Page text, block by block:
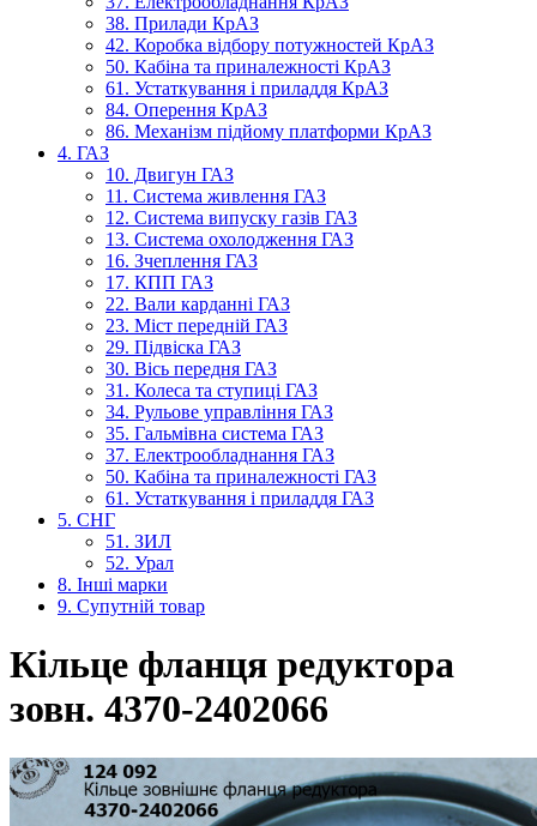
38. Прилади КрАЗ
42. Коробка відбору потужностей КрАЗ
50. Кабіна та приналежності КрАЗ
61. Устаткування і приладдя КрАЗ
84. Оперення КрАЗ
86. Механізм підйому платформи КрАЗ
4. ГАЗ
10. Двигун ГАЗ
11. Система живлення ГАЗ
12. Система випуску газів ГАЗ
13. Система охолодження ГАЗ
16. Зчеплення ГАЗ
17. КПП ГАЗ
22. Вали карданні ГАЗ
23. Міст передній ГАЗ
29. Підвіска ГАЗ
30. Вісь передня ГАЗ
31. Колеса та ступиці ГАЗ
34. Рульове управління ГАЗ
35. Гальмівна система ГАЗ
37. Електрообладнання ГАЗ
50. Кабіна та приналежності ГАЗ
61. Устаткування і приладдя ГАЗ
5. СНГ
51. ЗИЛ
52. Урал
8. Інші марки
9. Супутній товар
Кільце фланця редуктора
зовн. 4370-2402066